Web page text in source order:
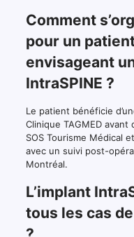
Comment
pour un
envisageant
IntraSPINE ?
Le patient bénéficie
Clinique TAGMED avant
SOS Tourisme Médical
avec un suivi post-
Montréal.
L’implant
tous les cas